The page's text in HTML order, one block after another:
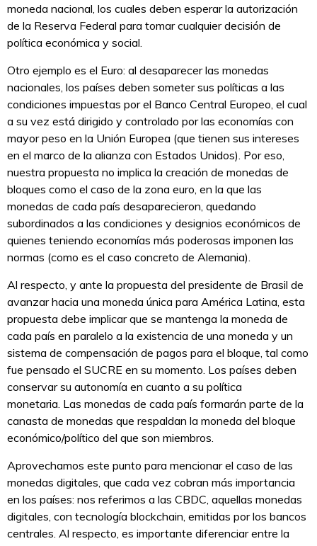
moneda nacional, los cuales deben esperar la autorización
de la Reserva Federal para tomar cualquier decisión de
política económica y social.
Otro ejemplo es el Euro: al desaparecer las monedas
nacionales, los países deben someter sus políticas a las
condiciones impuestas por el Banco Central Europeo, el cual
a su vez está dirigido y controlado por las economías con
mayor peso en la Unión Europea (que tienen sus intereses
en el marco de la alianza con Estados Unidos). Por eso,
nuestra propuesta no implica la creación de monedas de
bloques como el caso de la zona euro, en la que las
monedas de cada país desaparecieron, quedando
subordinados a las condiciones y designios económicos de
quienes teniendo economías más poderosas imponen las
normas (como es el caso concreto de Alemania).
Al respecto, y ante la propuesta del presidente de Brasil de
avanzar hacia una moneda única para América Latina, esta
propuesta debe implicar que se mantenga la moneda de
cada país en paralelo a la existencia de una moneda y un
sistema de compensación de pagos para el bloque, tal como
fue pensado el SUCRE en su momento. Los países deben
conservar su autonomía en cuanto a su política
monetaria. Las monedas de cada país formarán parte de la
canasta de monedas que respaldan la moneda del bloque
económico/político del que son miembros.
Aprovechamos este punto para mencionar el caso de las
monedas digitales, que cada vez cobran más importancia
en los países: nos referimos a las CBDC, aquellas monedas
digitales, con tecnología blockchain, emitidas por los bancos
centrales. Al respecto, es importante diferenciar entre la